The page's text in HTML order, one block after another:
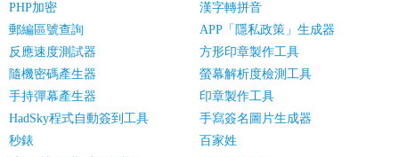
PHP加密
漢字轉拼音
郵編區號查詢
APP「隱私政策」生成器
反應速度測試器
方形印章製作工具
隨機密碼產生器
螢幕解析度檢測工具
手持彈幕產生器
印章製作工具
HadSky程式自動簽到工具
手寫簽名圖片生成器
秒錶
百家姓